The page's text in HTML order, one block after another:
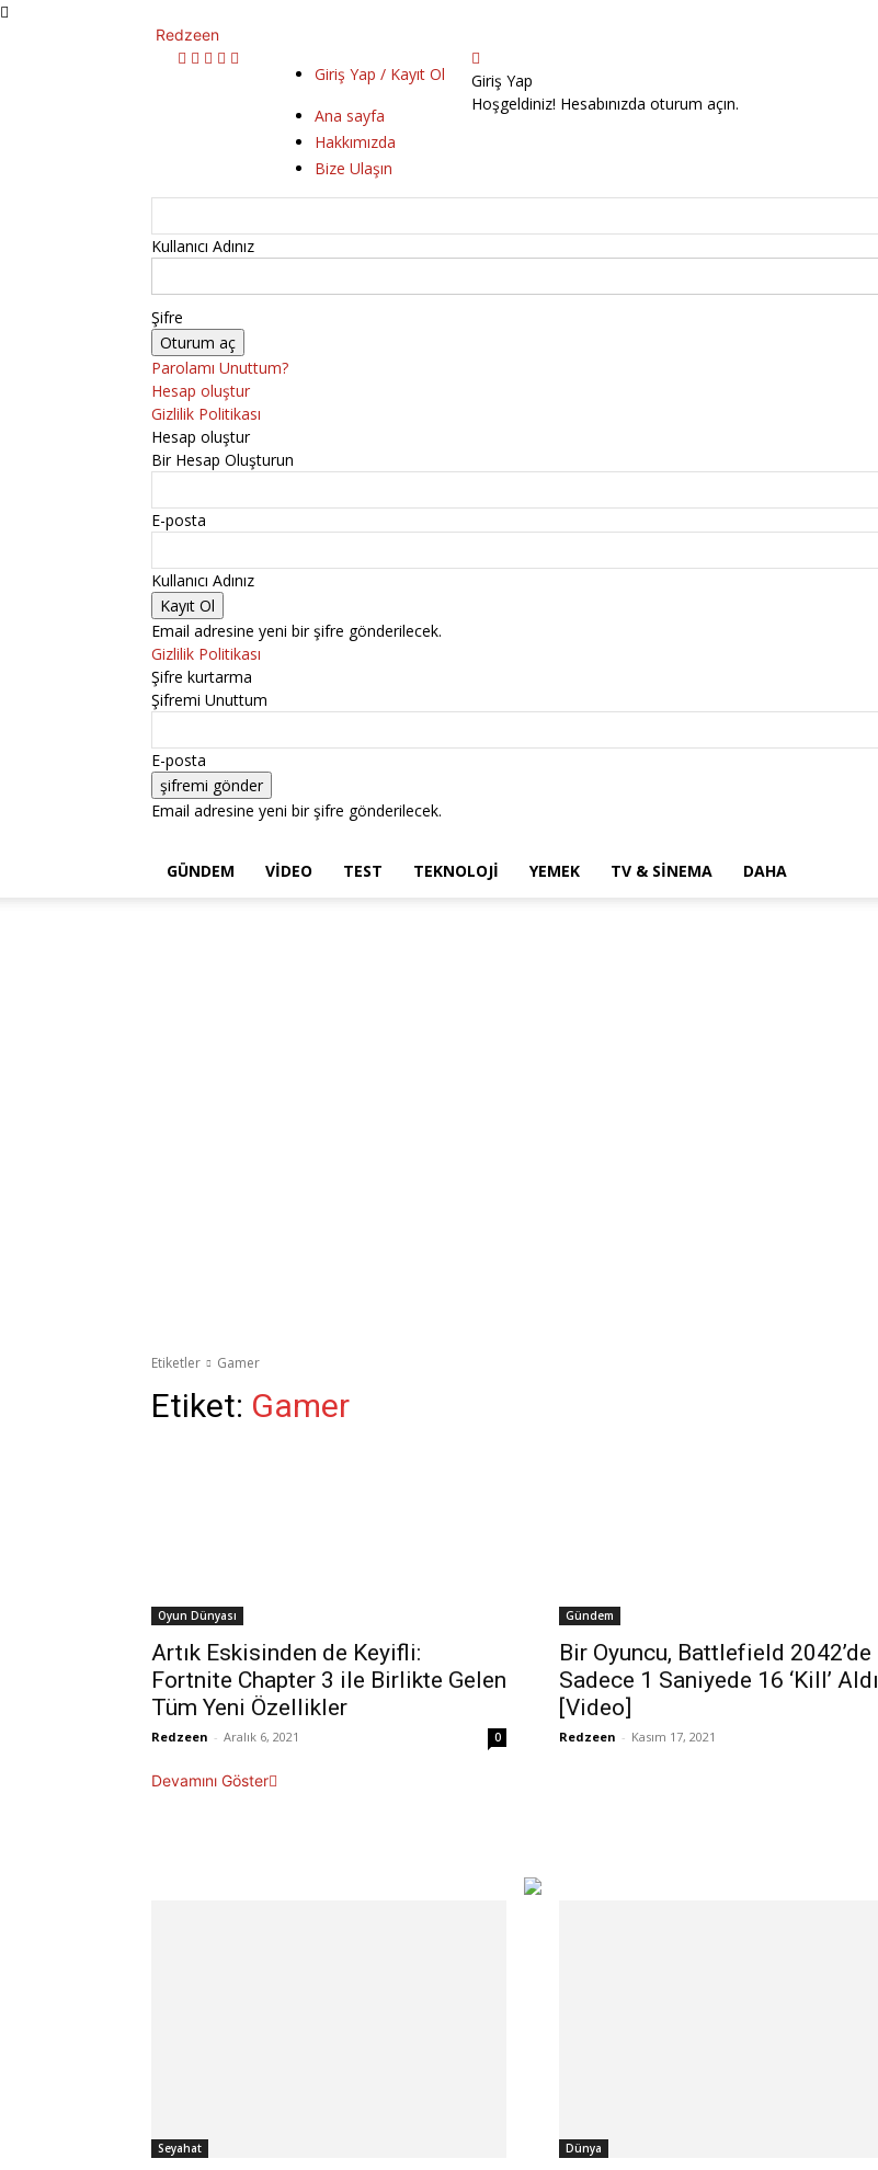
Redzeen
Giriş Yap / Kayıt Ol
Ana sayfa
Hakkımızda
Bize Ulaşın
Giriş Yap
Hoşgeldiniz! Hesabınızda oturum açın.
Kullanıcı Adınız
Şifre
Parolamı Unuttum?
Hesap oluştur
Gizlilik Politikası
Hesap oluştur
Bir Hesap Oluşturun
E-posta
Kullanıcı Adınız
Email adresine yeni bir şifre gönderilecek.
Gizlilik Politikası
Şifre kurtarma
Şifremi Unuttum
E-posta
Email adresine yeni bir şifre gönderilecek.
GÜNDEM VIDEO TEST TEKNOLOJI YEMEK TV & SINEMA DAHA
Etiketler Gamer
Etiket: Gamer
Oyun Dünyası
Artık Eskisinden de Keyifli:
Fortnite Chapter 3 ile Birlikte Gelen
Tüm Yeni Özellikler
Redzeen - Aralık 6, 2021 0
Gündem
Bir Oyuncu, Battlefield 2042’de
Sadece 1 Saniyede 16 ‘Kill’ Aldı
[Video]
Redzeen - Kasım 17, 2021
Devamını Göster
Seyahat Dünya